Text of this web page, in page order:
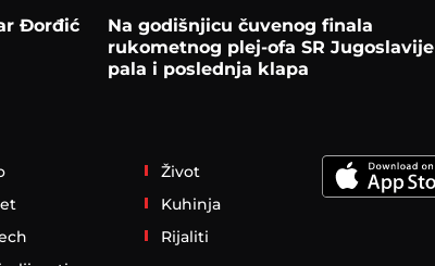
Đorđić
Na godišnjicu čuvenog finala
rukometnog plej-ofa SR Jugoslavije
pala i poslednja klapa
Život
Kuhinja
Rijaliti